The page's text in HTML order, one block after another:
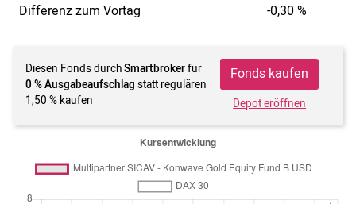
Differenz zum Vortag
-0,30 %
Diesen Fonds durchSmartbrokerfür
0 % Ausgabeaufschlag statt regulären
1,50 % kaufen
Fonds kaufen
Depot eröffnen